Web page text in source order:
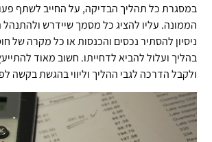
במסגרת כל תהליך הבדיקה, על החייב לשתף
הממונה. עליו להציג כל מסמך שיידרש
ניסיון להסתיר נכסים והכנסות או כל מקרה של
בהליך ועלול להביא לדחייתו. חשוב מאוד
ולקבל הדרכה לגבי ההליך וליווי בהגשת בקשה